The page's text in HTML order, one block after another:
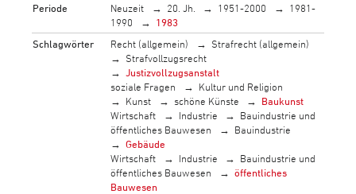
Periode
Neuzeit 20. Jh. 1951-2000
1981-
1990
1983
Schlagwörter
Recht (allgemein)
Strafrecht (allgemein)
Strafvollzugsrecht
Justizvollzugsanstalt
soziale Fragen
Kultur und Religion
Kunst
schöne Künste
Baukunst
Wirtschaft
Industrie
Bauindustrie und
öffentliches Bauwesen
Bauindustrie
Gebäude
Wirtschaft
Industrie
Bauindustrie und
öffentliches Bauwesen
öffentliches
Bauwesen